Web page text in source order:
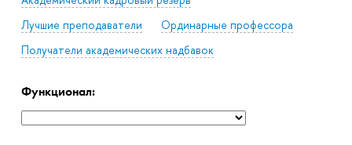
Лучшие преподаватели
Ординарные профессора
Получатели академических надбавок
Функционал: